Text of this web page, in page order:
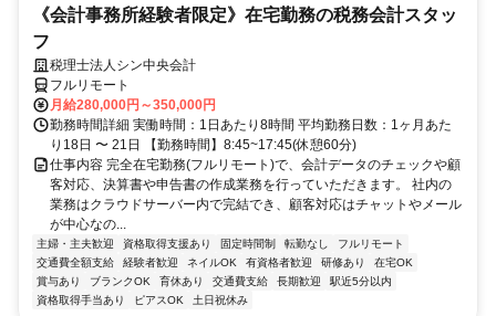
《会計事務所経験者限定》在宅勤務の税務会計スタッ
フ
税理士法人シン中央会計
フルリモート
月給280,000円～350,000円
勤務時間詳細 実働時間：1日あたり8時間 平均勤務日数：1ヶ月あた
り18日 〜 21日 【勤務時間】8:45~17:45(休憩60分)
仕事内容 完全在宅勤務(フルリモート)で、会計データのチェックや顧
客対応、決算書や申告書の作成業務を行っていただきます。 社内の
業務はクラウドサーバー内で完結でき、顧客対応はチャットやメール
が中心なの...
主婦・主夫歓迎 資格取得支援あり 固定時間制 転勤なし
フルリモート
交通費全額支給
経験者歓迎 ネイルOK 有資格者歓迎 研修あり
在宅OK
賞与あり
ブランクOK 育休あり 交通費支給 長期歓迎
駅近5分以内
資格取得手当あり
ピアスOK 土日祝休み